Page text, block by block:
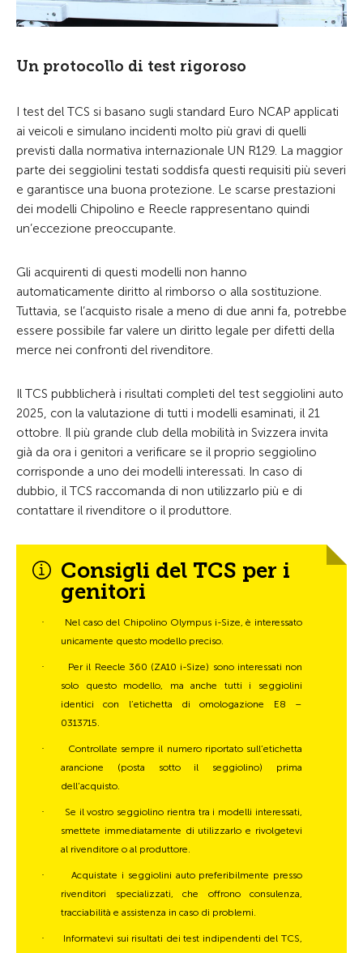
Un protocollo di test rigoroso
I test del TCS si basano sugli standard Euro NCAP applicati
ai veicoli e simulano incidenti molto più gravi di quelli
previsti dalla normativa internazionale UN R129. La maggior
parte dei seggiolini testati soddisfa questi requisiti più severi
e garantisce una buona protezione. Le scarse prestazioni
dei modelli Chipolino e Reecle rappresentano quindi
un’eccezione preoccupante.
Gli acquirenti di questi modelli non hanno
automaticamente diritto al rimborso o alla sostituzione.
Tuttavia, se l’acquisto risale a meno di due anni fa, potrebbe
essere possibile far valere un diritto legale per difetti della
merce nei confronti del rivenditore.
Il TCS pubblicherà i risultati completi del test seggiolini auto
2025, con la valutazione di tutti i modelli esaminati, il 21
ottobre. Il più grande club della mobilità in Svizzera invita
già da ora i genitori a verificare se il proprio seggiolino
corrisponde a uno dei modelli interessati. In caso di
dubbio, il TCS raccomanda di non utilizzarlo più e di
contattare il rivenditore o il produttore.
Consigli del TCS per i
genitori
·
Nel caso del Chipolino Olympus i-Size, è interessato
unicamente questo modello preciso.
·
Per il Reecle 360 (ZA10 i-Size) sono interessati non
solo questo modello, ma anche tutti i seggiolini
identici con l’etichetta di omologazione E8 –
0313715.
·
Controllate sempre il numero riportato sull’etichetta
arancione (posta sotto il seggiolino) prima
dell’acquisto.
·
Se il vostro seggiolino rientra tra i modelli interessati,
smettete immediatamente di utilizzarlo e rivolgetevi
al rivenditore o al produttore.
·
Acquistate i seggiolini auto preferibilmente presso
rivenditori specializzati, che offrono consulenza,
tracciabilità e assistenza in caso di problemi.
·
Informatevi sui risultati dei test indipendenti del TCS,